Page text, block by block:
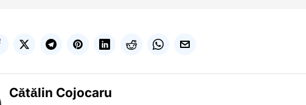
Cătălin Cojocaru